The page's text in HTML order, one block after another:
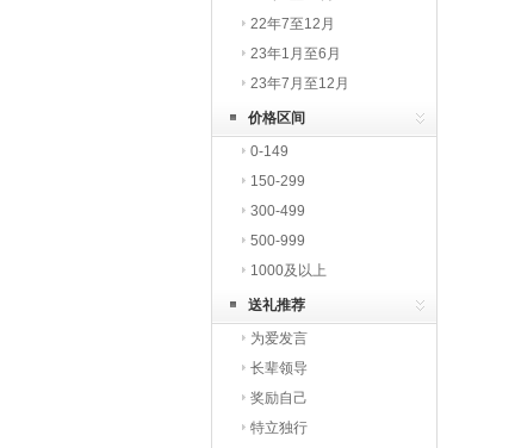
22年7至12月
23年1月至6月
23年7月至12月
价格区间
0-149
150-299
300-499
500-999
1000及以上
送礼推荐
为爱发言
长辈领导
奖励自己
特立独行